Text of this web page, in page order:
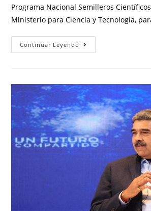
Programa Nacional Semilleros
Ministerio para Ciencia y Tecnología,
Continuar Leyendo